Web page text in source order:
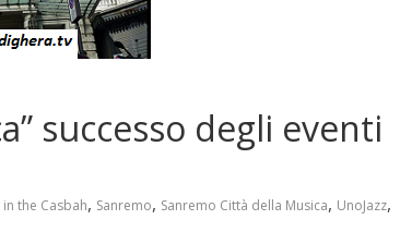
successo degli eventi
in the Casbah, Sanremo, Sanremo Città della Musica, UnoJazz,